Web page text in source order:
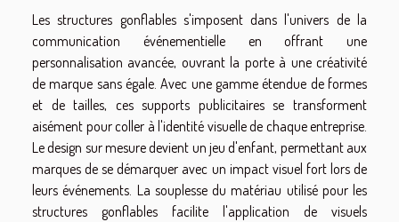
Les structures gonflables s'imposent dans l'univers de la
communication événementielle en offrant une
personnalisation avancée, ouvrant la porte à une créativité
de marque sans égale. Avec une gamme étendue de formes
et de tailles, ces supports publicitaires se transforment
aisément pour coller à l'identité visuelle de chaque entreprise.
Le design sur mesure devient un jeu d'enfant, permettant aux
marques de se démarquer avec un impact visuel fort lors de
leurs événements. La souplesse du matériau utilisé pour les
structures gonflables facilite l'application de visuels